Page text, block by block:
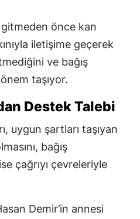
gitmeden önce kan
iletişime geçerek
ve bağış
taşıyor.
Destek Talebi
uygun şartları taşıyan
bağış
çağrıyı çevreleriyle
Demir’in annesi